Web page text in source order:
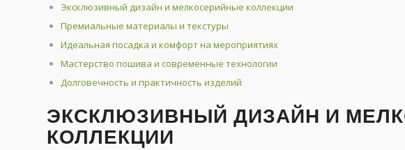
Эксклюзивный дизайн и мелкосерийные коллекции
Премиальные материалы и текстуры
Идеальная посадка и комфорт на мероприятиях
Мастерство пошива и современные технологии
Долговечность и практичность изделий
ЭКСКЛЮЗИВНЫЙ ДИЗАЙН И
КОЛЛЕКЦИИ